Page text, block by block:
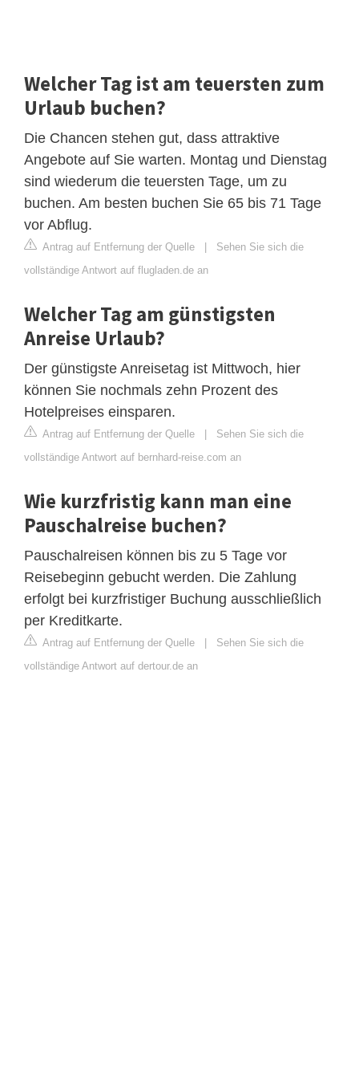
Welcher Tag ist am teuersten zum
Urlaub buchen?
Die Chancen stehen gut, dass attraktive
Angebote auf Sie warten. Montag und Dienstag
sind wiederum die teuersten Tage, um zu
buchen. Am besten buchen Sie 65 bis 71 Tage
vor Abflug.
Antrag auf Entfernung der Quelle | Sehen Sie sich die
vollständige Antwort auf flugladen.de an
Welcher Tag am günstigsten
Anreise Urlaub?
Der günstigste Anreisetag ist Mittwoch, hier
können Sie nochmals zehn Prozent des
Hotelpreises einsparen.
Antrag auf Entfernung der Quelle | Sehen Sie sich die
vollständige Antwort auf bernhard-reise.com an
Wie kurzfristig kann man eine
Pauschalreise buchen?
Pauschalreisen können bis zu 5 Tage vor
Reisebeginn gebucht werden. Die Zahlung
erfolgt bei kurzfristiger Buchung ausschließlich
per Kreditkarte.
Antrag auf Entfernung der Quelle | Sehen Sie sich die
vollständige Antwort auf dertour.de an